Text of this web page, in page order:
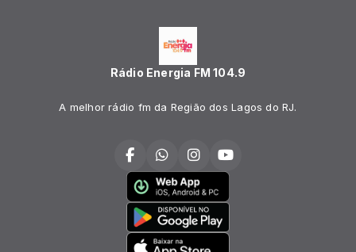
Rádio Energia FM 104.9
A melhor rádio fm da Região dos Lagos do RJ.